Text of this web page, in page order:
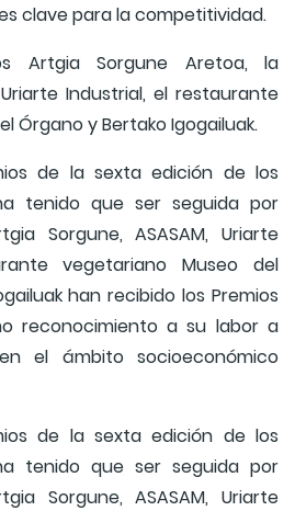
clave para la competitividad.
Artgia Sorgune Aretoa, la
Industrial, el restaurante
Órgano y Bertako Igogailuak.
de la sexta edición de los
tenido que ser seguida por
Sorgune, ASASAM, Uriarte
vegetariano Museo del
han recibido los Premios
reconocimiento a su labor a
el ámbito socioeconómico
de la sexta edición de los
tenido que ser seguida por
Sorgune, ASASAM, Uriarte